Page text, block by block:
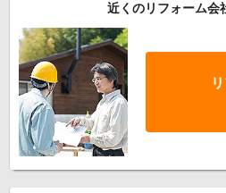
近くのリフォーム会